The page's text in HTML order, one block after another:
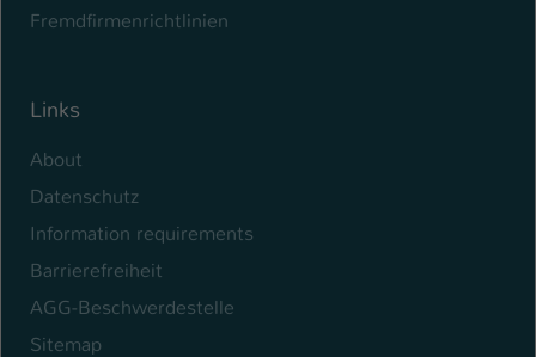
Fremdfirmenrichtlinien
Links
About
Datenschutz
Information requirements
Barrierefreiheit
AGG-Beschwerdestelle
Sitemap